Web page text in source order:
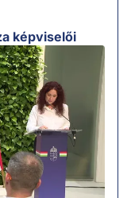
képviselői